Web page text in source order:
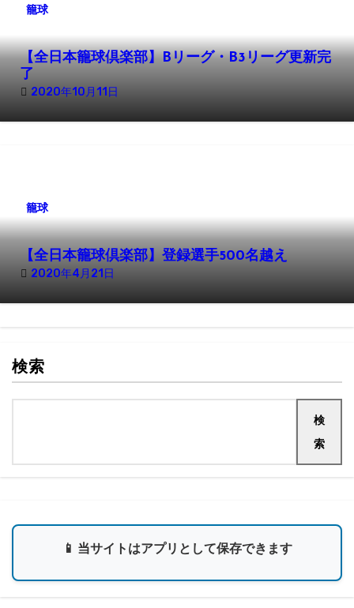
籠球
【全日本籠球倶楽部】Bリーグ・B3リーグ更新完
了
2020年10月11日
籠球
【全日本籠球倶楽部】登録選手500名越え
2020年4月21日
検索
検
索
📱 当サイトはアプリとして保存できます